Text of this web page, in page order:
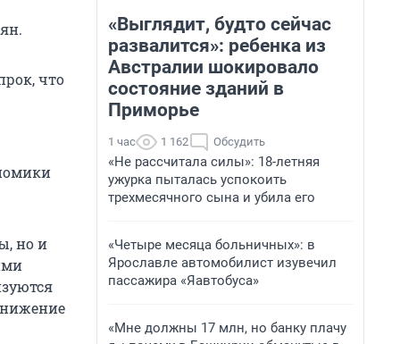
что
но и
«Выглядит, будто сейчас
развалится»: ребенка из
Австралии шокировало
состояние зданий в
Приморье
1 час 1 162 Обсудить
«Не рассчитала силы»: 18-летняя
ужурка пыталась успокоить
трехмесячного сына и убила его
«Четыре месяца больничных»: в
Ярославле автомобилист изувечил
пассажира «Яавтобуса»
«Мне должны 17 млн, но банку плачу